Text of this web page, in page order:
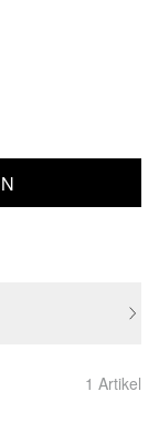
1 Artikel